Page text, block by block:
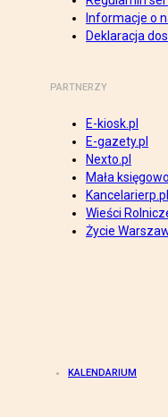
Informacje o
Deklaracja
PARTNERZY
E-kiosk.pl
E-gazety.pl
Nexto.pl
Mała
Kancelarierp.pl
Wieści
Życie
KALENDARIUM